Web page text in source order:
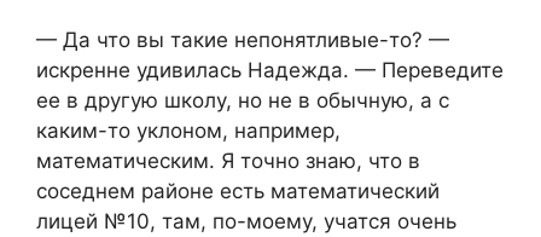
— Да что вы такие непонятливые-то? —
искренне удивилась Надежда. — Переведите
ее в другую школу, но не в обычную, а с
каким-то уклоном, например,
математическим. Я точно знаю, что в
соседнем районе есть математический
лицей №10, там, по-моему, учатся очень